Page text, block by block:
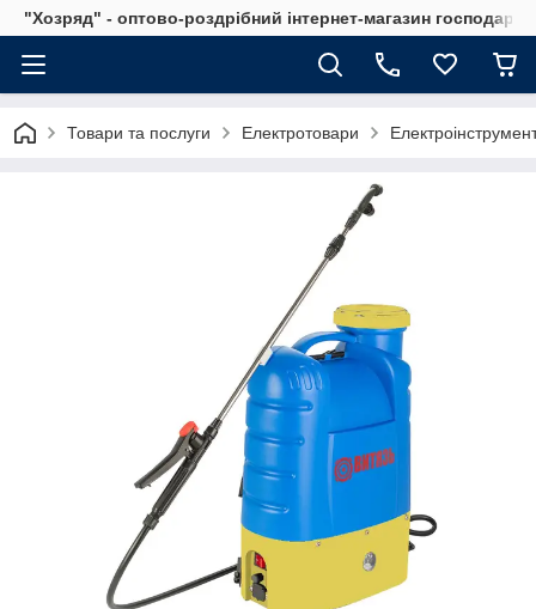
"Хозряд" - оптово-роздрібний інтернет-магазин
Товари та послуги Електротовари